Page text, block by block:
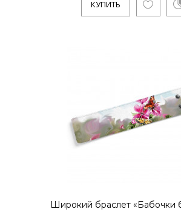
..
КУПИТЬ
Широкий браслет «Бабочки